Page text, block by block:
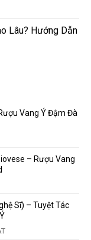
Lâu? Hướng Dẫn
Vang Ý Đậm Đà
– Rượu Vang
Sĩ) – Tuyệt Tác